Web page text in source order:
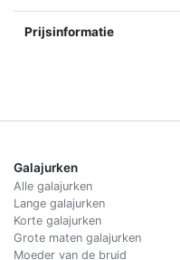
Prijsinformatie
Galajurken
Alle galajurken
Lange galajurken
Korte galajurken
Grote maten galajurken
Moeder van de bruid